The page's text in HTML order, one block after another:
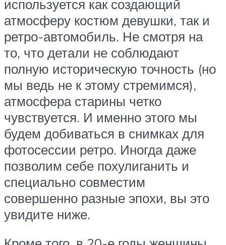
используется как создающий
атмосферу костюм девушки, так и
ретро-автомобиль. Не смотря на
то, что детали не соблюдают
полную историческую точность (но
мы ведь не к этому стремимся),
атмосфера старины четко
чувствуется. И именно этого мы
будем добиваться в снимках для
фотосессии ретро. Иногда даже
позволим себе похулиганить и
специально совместим
совершенно разные эпохи, вы это
увидите ниже.